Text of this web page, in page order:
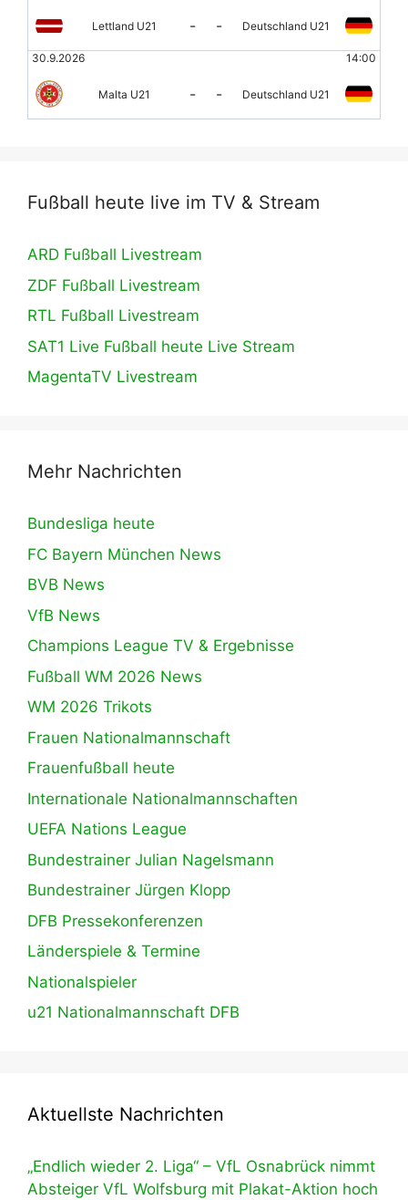
Lettland U21 - - Deutschland U21
30.9.2026 14:00
Malta U21 - - Deutschland U21
Fußball heute live im TV & Stream
ARD Fußball Livestream
ZDF Fußball Livestream
RTL Fußball Livestream
SAT1 Live Fußball heute Live Stream
MagentaTV Livestream
Mehr Nachrichten
Bundesliga heute
FC Bayern München News
BVB News
VfB News
Champions League TV & Ergebnisse
Fußball WM 2026 News
WM 2026 Trikots
Frauen Nationalmannschaft
Frauenfußball heute
Internationale Nationalmannschaften
UEFA Nations League
Bundestrainer Julian Nagelsmann
Bundestrainer Jürgen Klopp
DFB Pressekonferenzen
Länderspiele & Termine
Nationalspieler
u21 Nationalmannschaft DFB
Aktuellste Nachrichten
„Endlich wieder 2. Liga“ – VfL Osnabrück nimmt
Absteiger VfL Wolfsburg mit Plakat-Aktion hoch